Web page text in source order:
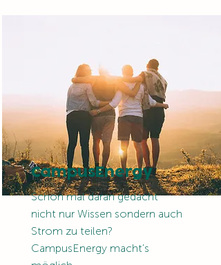
CampusEnergy
Schon mal daran gedacht
nicht nur Wissen sondern auch
Strom zu teilen?
CampusEnergy macht's